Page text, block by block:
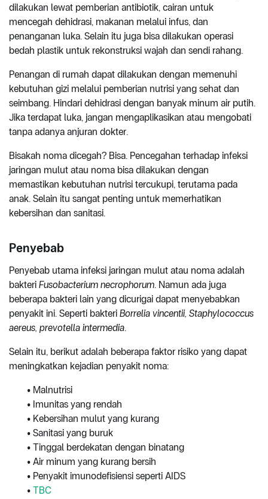
dilakukan lewat pemberian antibiotik, cairan untuk
mencegah dehidrasi, makanan melalui infus, dan
penanganan luka. Selain itu juga bisa dilakukan operasi
bedah plastik untuk rekonstruksi wajah dan sendi rahang.
Penangan di rumah dapat dilakukan dengan memenuhi
kebutuhan gizi melalui pemberian nutrisi yang sehat dan
seimbang. Hindari dehidrasi dengan banyak minum air putih.
Jika terdapat luka, jangan mengaplikasikan atau mengobati
tanpa adanya anjuran dokter.
Bisakah noma dicegah? Bisa. Pencegahan terhadap infeksi
jaringan mulut atau noma bisa dilakukan dengan
memastikan kebutuhan nutrisi tercukupi, terutama pada
anak. Selain itu sangat penting untuk memerhatikan
kebersihan dan sanitasi.
Penyebab
Penyebab utama infeksi jaringan mulut atau noma adalah
bakteri Fusobacterium necrophorum. Namun ada juga
beberapa bakteri lain yang dicurigai dapat menyebabkan
penyakit ini. Seperti bakteri Borrelia vincentii, Staphylococcus
aereus, prevotella intermedia.
Selain itu, berikut adalah beberapa faktor risiko yang dapat
meningkatkan kejadian penyakit noma:
• Malnutrisi
• Imunitas yang rendah
• Kebersihan mulut yang kurang
• Sanitasi yang buruk
• Tinggal berdekatan dengan binatang
• Air minum yang kurang bersih
• Penyakit imunodefisiensi seperti AIDS
• TBC